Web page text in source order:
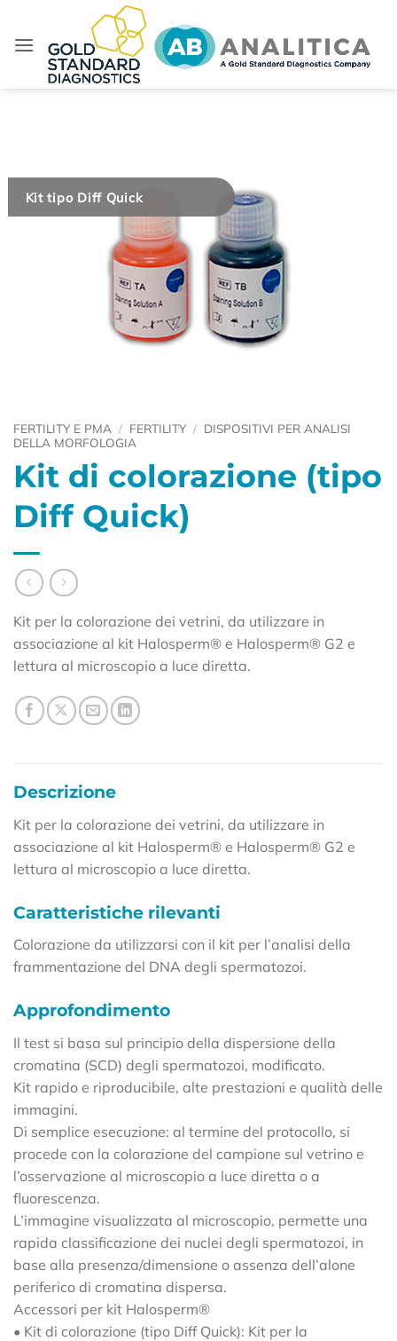
contenuti
Kit tipo Diff Quick
FERTILITY E PMA / FERTILITY / DISPOSITIVI PER ANALISI
DELLA MORFOLOGIA
Kit di colorazione (tipo
Diff Quick)
Kit per la colorazione dei vetrini, da utilizzare in
associazione al kit Halosperm® e Halosperm® G2 e
lettura al microscopio a luce diretta.
Descrizione
Kit per la colorazione dei vetrini, da utilizzare in
associazione al kit Halosperm® e Halosperm® G2 e
lettura al microscopio a luce diretta.
Caratteristiche rilevanti
Colorazione da utilizzarsi con il kit per l’analisi della
frammentazione del DNA degli spermatozoi.
Approfondimento
Il test si basa sul principio della dispersione della
cromatina (SCD) degli spermatozoi, modificato.
Kit rapido e riproducibile, alte prestazioni e qualità delle
immagini.
Di semplice esecuzione: al termine del protocollo, si
procede con la colorazione del campione sul vetrino e
l’osservazione al microscopio a luce diretta o a
fluorescenza.
L’immagine visualizzata al microscopio, permette una
rapida classificazione dei nuclei degli spermatozoi, in
base alla presenza/dimensione o assenza dell’alone
periferico di cromatina dispersa.
Accessori per kit Halosperm®
• Kit di colorazione (tipo Diff Quick): Kit per la